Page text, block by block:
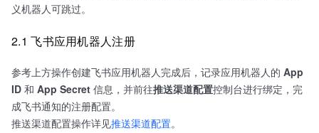
义机器人可跳过。
2.1 飞书应用机器人注册
参考上方操作创建飞书应用机器人完成后，记录应用机器人的 App
ID 和 App Secret 信息，并前往推送渠道配置控制台进行绑定，完
成飞书通知的注册配置。
推送渠道配置操作详见推送渠道配置。